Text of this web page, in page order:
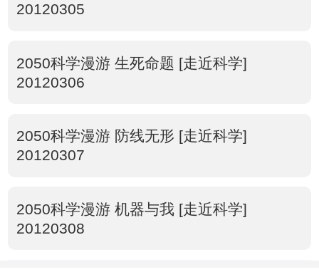
20120305
2050科学漫游 生死命题 [走近科学]
20120306
2050科学漫游 防线无形 [走近科学]
20120307
2050科学漫游 机器与我 [走近科学]
20120308